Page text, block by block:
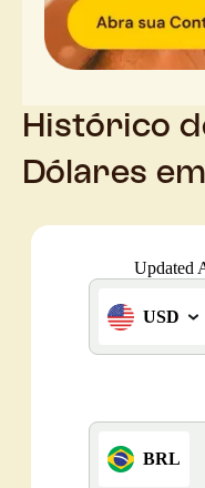
Histórico
Dólares